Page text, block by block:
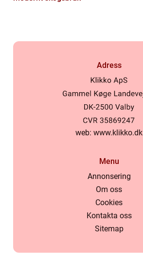
Adress
web: www.klikko.dk
Menu
Annonsering
Om oss
Cookies
Kontakta oss
Sitemap